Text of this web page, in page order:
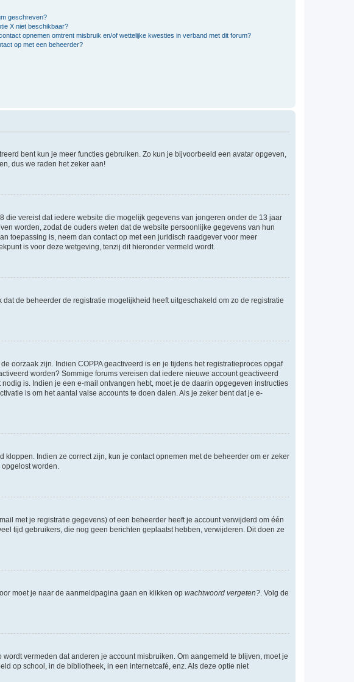
geschreven?
X niet beschikbaar?
opnemen omtrent misbruik en/of wettelijke kwesties in verband met dit forum?
op met een beheerder?
bent kun je meer functies gebruiken. Zo kun je bijvoorbeeld een avatar opgeven,
dus we raden het zeker aan!
die vereist dat iedere website die mogelijk gegevens van jongeren onder de 13 jaar
worden, zodat de ouders weten dat de website persoonlijke gegevens van hun
toepassing is, neem dan contact op met een juridisch raadgever voor meer
is voor deze wetgeving, tenzij dit hieronder vermeld wordt.
de beheerder de registratie mogelijkheid heeft uitgeschakeld om zo de registratie
oorzaak zijn. Indien COPPA geactiveerd is en je tijdens het registratieproces opgaf
worden? Sommige forums vereisen dat iedere nieuwe account geactiveerd
is. Indien je een e-mail ontvangen hebt, moet je de daarin opgegeven instructies
is om het aantal valse accounts te doen dalen. Als je zeker bent dat je e-
Indien ze correct zijn, kun je contact opnemen met de beheerder om er zeker
worden.
met je registratie gegevens) of een beheerder heeft je account verwijderd om één
tijd gebruikers, die nog geen berichten geplaatst hebben, verwijderen. Dit doen ze
moet je naar de aanmeldpagina gaan en klikken op wachtwoord vergeten?. Volg de
vermeden dat anderen je account misbruiken. Om aangemeld te blijven, moet je
op school, in de bibliotheek, in een internetcafé, enz. Als deze optie niet